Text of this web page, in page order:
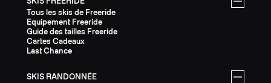
Tous les skis de Freeride
Equipement Freeride
Guide des tailles Freeride
Cartes Cadeaux
Last Chance
SKIS RANDONNÉE